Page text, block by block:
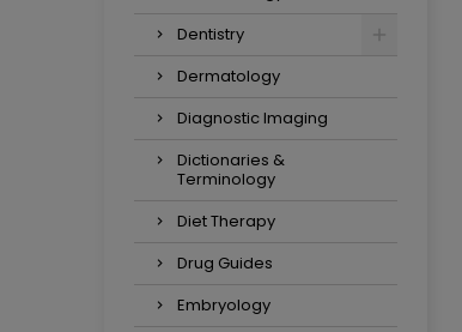
Dentistry
Dermatology
Diagnostic Imaging
Dictionaries &
Terminology
Diet Therapy
Drug Guides
Embryology